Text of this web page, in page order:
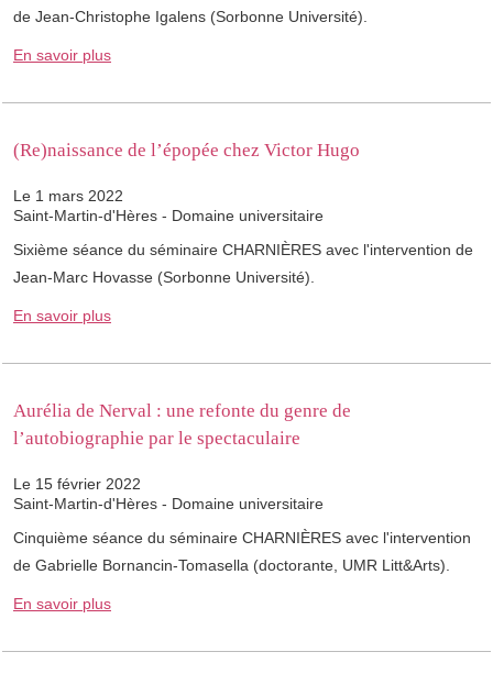
de Jean-Christophe Igalens (Sorbonne Université).
En savoir plus
(Re)naissance de l’épopée chez Victor Hugo
Le 1 mars 2022
Saint-Martin-d'Hères - Domaine universitaire
Sixième séance du séminaire ​CHARNIÈRES avec l'intervention de
Jean-Marc Hovasse (Sorbonne Université).
En savoir plus
Aurélia de Nerval : une refonte du genre de
l’autobiographie par le spectaculaire
Le 15 février 2022
Saint-Martin-d'Hères - Domaine universitaire
Cinquième séance du séminaire ​CHARNIÈRES avec l'intervention
de Gabrielle Bornancin-Tomasella (doctorante, UMR Litt&Arts).
En savoir plus